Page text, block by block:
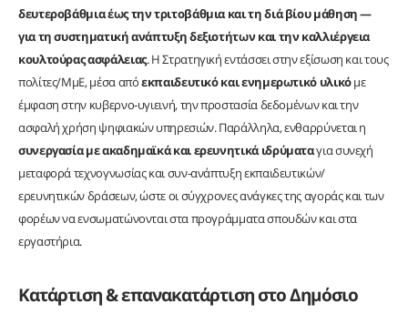
δευτεροβάθμια έως την τριτοβάθμια και τη διά βίου μάθηση —
για τη συστηματική ανάπτυξη δεξιοτήτων και την καλλιέργεια
κουλτούρας ασφάλειας. Η Στρατηγική εντάσσει στην εξίσωση και τους
πολίτες/ΜμΕ, μέσα απόεκπαιδευτικό και ενημερωτικό υλικόμε
έμφαση στην κυβερνο‑υγιεινή, την προστασία δεδομένων και την
ασφαλή χρήση ψηφιακών υπηρεσιών. Παράλληλα, ενθαρρύνεται η
συνεργασία με ακαδημαϊκά και ερευνητικά ιδρύματαγια συνεχή
μεταφορά τεχνογνωσίας και συν‑ανάπτυξη εκπαιδευτικών/
ερευνητικών δράσεων, ώστε οι σύγχρονες ανάγκες της αγοράς και των
φορέων να ενσωματώνονται στα προγράμματα σπουδών και στα
εργαστήρια.
Κατάρτιση & επανακατάρτιση στο Δημόσιο